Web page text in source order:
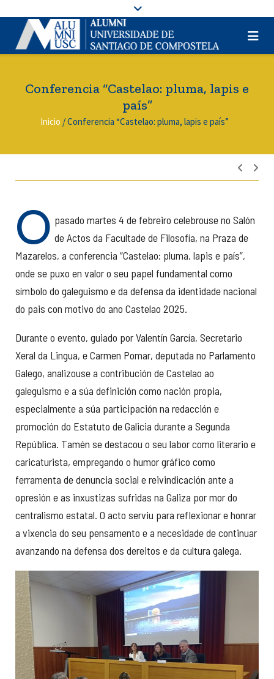
Conferencia “Castelao: pluma, lapis e
país”
Inicio /Conferencia “Castelao: pluma, lapis e país”
de
O pasado martes 4 de febreiro celebrouse no Salón
de Actos da Facultade de Filosofía, na Praza de
Mazarelos, a conferencia “Castelao: pluma, lapis e país”,
onde se puxo en valor o seu papel fundamental como
símbolo do galeguismo e da defensa da identidade nacional
do pais con motivo do ano Castelao 2025.
Durante o evento, guiado por Valentín García, Secretario
Xeral da Lingua, e Carmen Pomar, deputada no Parlamento
Galego, analizouse a contribución de Castelao ao
galeguismo e a súa definición como nación propia,
especialmente a súa participación na redacción e
promoción do Estatuto de Galicia durante a Segunda
República. Tamén se destacou o seu labor como literario e
caricaturista, empregando o humor gráfico como
ferramenta de denuncia social e reivindicación ante a
opresión e as inxustizas sufridas na Galiza por mor do
centralismo estatal. O acto serviu para reflexionar e honrar
a vixencia do seu pensamento e a necesidade de continuar
avanzando na defensa dos dereitos e da cultura galega.